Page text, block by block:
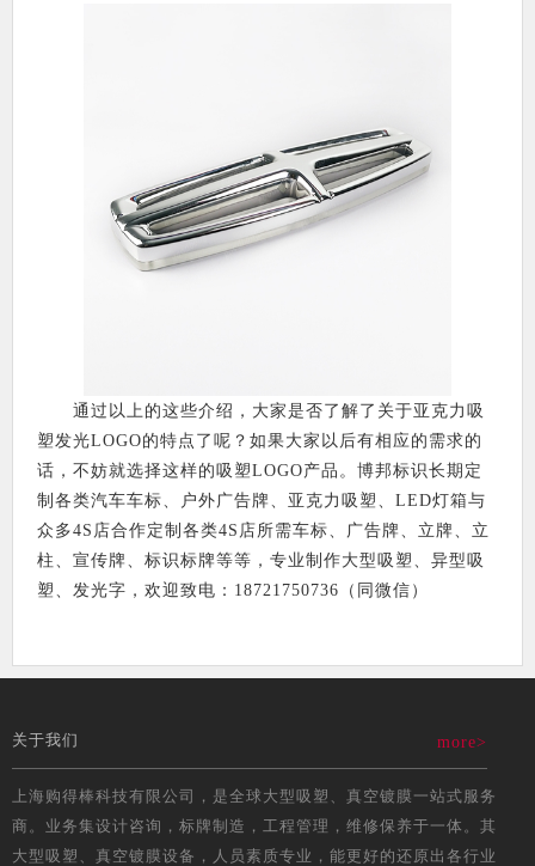
通过以上的这些介绍，大家是否了解了关于亚克力吸
塑发光LOGO的特点了呢？如果大家以后有相应的需求的
话，不妨就选择这样的吸塑LOGO产品。博邦标识长期定
制各类汽车车标、户外广告牌、亚克力吸塑、LED灯箱与
众多4S店合作定制各类4S店所需车标、广告牌、立牌、立
柱、宣传牌、标识标牌等等，专业制作大型吸塑、异型吸
塑、发光字，欢迎致电：18721750736（同微信）
关于我们 more>
上海购得棒科技有限公司，是全球大型吸塑、真空镀膜一站式服务
商。业务集设计咨询，标牌制造，工程管理，维修保养于一体。其
大型吸塑、真空镀膜设备，人员素质专业，能更好的还原出各行业